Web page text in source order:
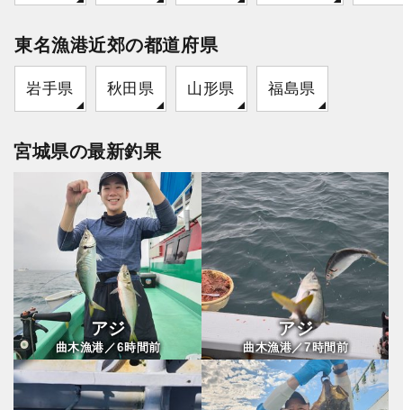
東名漁港近郊の都道府県
岩手県 秋田県 山形県 福島県
宮城県の最新釣果
アジ
曲木漁港／6時間前
アジ
曲木漁港／7時間前